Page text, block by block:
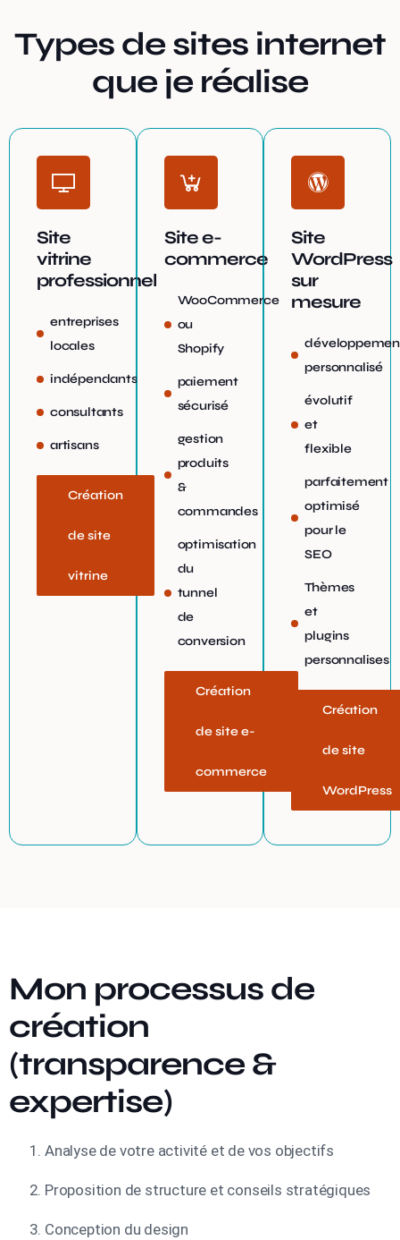
Types de sites internet
que je réalise
Site
vitrine
professionnel
entreprises
locales
indépendants
consultants
artisans
Création
de site
vitrine
Site e-
commerce
WooCommerce
ou
Shopify
paiement
sécurisé
gestion
produits
&
commandes
optimisation
du
tunnel
de
conversion
Création
de site e-
commerce
Site
WordPress
sur
mesure
personnalisé
évolutif
et
flexible
parfaitement
optimisé
pour le
SEO
Thèmes
et
plugins
personnalises
Création
de site
WordPress
Mon processus de
création
(transparence &
expertise)
Analyse de votre activité et de vos objectifs
Proposition de structure et conseils stratégiques
Conception du design